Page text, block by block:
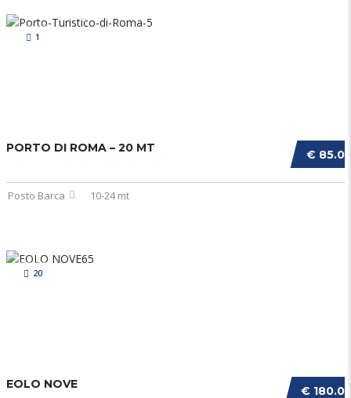
1
€
PORTO DI ROMA – 20 MT
Posto Barca 10-24 mt
20
€
EOLO NOVE